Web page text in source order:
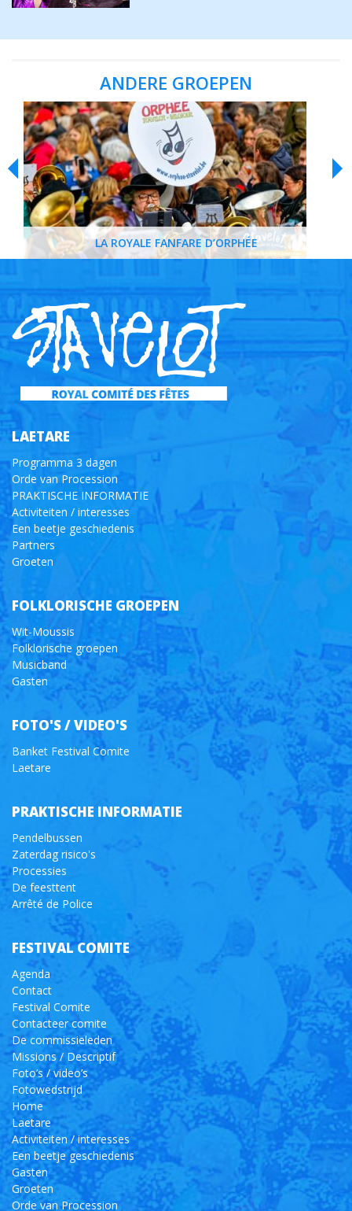
ANDERE GROEPEN
LA ROYALE FANFARE D’ORPHÉE
LAETARE
Programma 3 dagen
Orde van Procession
PRAKTISCHE INFORMATIE
Activiteiten / interesses
Een beetje geschiedenis
Partners
Groeten
FOLKLORISCHE GROEPEN
Wit-Moussis
Folklorische groepen
Musicband
Gasten
FOTO'S / VIDEO'S
Banket Festival Comite
Laetare
PRAKTISCHE INFORMATIE
Pendelbussen
Zaterdag risico's
Processies
De feesttent
Arrêté de Police
FESTIVAL COMITE
Agenda
Contact
Festival Comite
Contacteer comite
De commissieleden
Missions / Descriptif
Foto’s / video’s
Fotowedstrijd
Home
Laetare
Activiteiten / interesses
Een beetje geschiedenis
Gasten
Groeten
Orde van Procession